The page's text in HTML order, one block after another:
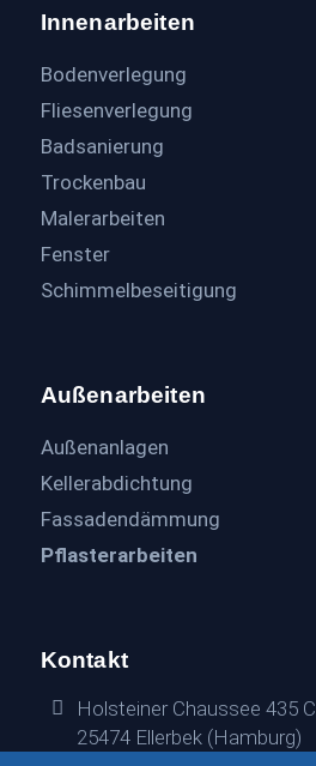
Innenarbeiten
Bodenverlegung
Fliesenverlegung
Badsanierung
Trockenbau
Malerarbeiten
Fenster
Schimmelbeseitigung
Außenarbeiten
Außenanlagen
Kellerabdichtung
Fassadendämmung
Pflasterarbeiten
Kontakt
Holsteiner Chaussee 435 C
25474 Ellerbek (Hamburg)